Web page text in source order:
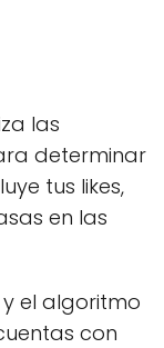
las
determinar
tus likes,
en las
el algoritmo
con